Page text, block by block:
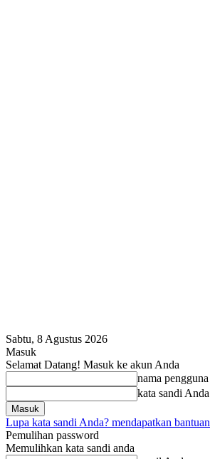
Sabtu, 8 Agustus 2026
Masuk
Selamat Datang! Masuk ke akun Anda
nama pengguna
kata sandi Anda
Lupa kata sandi Anda? mendapatkan bantuan
Pemulihan password
Memulihkan kata sandi anda